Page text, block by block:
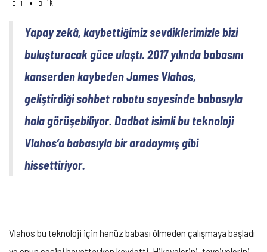
Mİ?’’
DEDİRTEN
TEKNOLOJİ
1 1K
Yapay zekâ, kaybettiğimiz sevdiklerimizle bizi
buluşturacak güce ulaştı. 2017 yılında babasını
kanserden kaybeden James Vlahos,
geliştirdiği sohbet robotu sayesinde babasıyla
hala görüşebiliyor. Dadbot isimli bu teknoloji
Vlahos’a babasıyla bir aradaymış gibi
hissettiriyor.
Vlahos bu teknoloji için henüz babası ölmeden çalışmaya başladı